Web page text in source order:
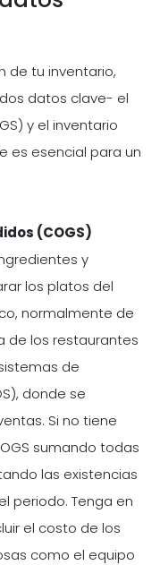
de tu inventario,
datos clave- el
y el inventario
es esencial para un
(COGS)
y
los platos del
normalmente de
de los restaurantes
de
donde se
Si no tiene
sumando todas
las existencias
periodo. Tenga en
el costo de los
como el equipo